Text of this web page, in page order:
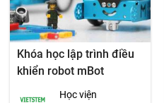
Khóa học lập trình điều
khiển robot mBot
Học viện